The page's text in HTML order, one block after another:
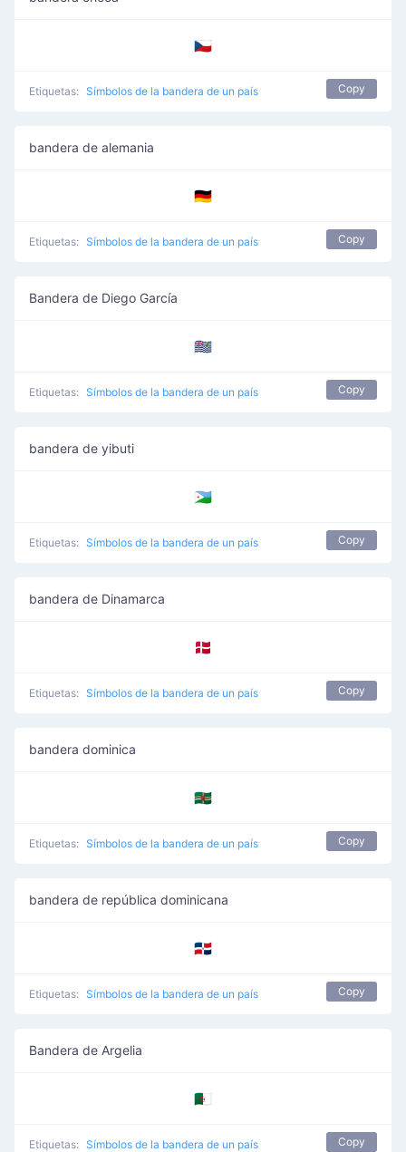
🇨🇿
Etiquetas: Símbolos de la bandera de un país Copy
bandera de alemania
🇩🇪
Etiquetas: Símbolos de la bandera de un país Copy
Bandera de Diego García
🇩🇬
Etiquetas: Símbolos de la bandera de un país Copy
bandera de yibuti
🇩🇯
Etiquetas: Símbolos de la bandera de un país Copy
bandera de Dinamarca
🇩🇰
Etiquetas: Símbolos de la bandera de un país Copy
bandera dominica
🇩🇲
Etiquetas: Símbolos de la bandera de un país Copy
bandera de república dominicana
🇩🇴
Etiquetas: Símbolos de la bandera de un país Copy
Bandera de Argelia
🇩🇿
Etiquetas: Símbolos de la bandera de un país Copy